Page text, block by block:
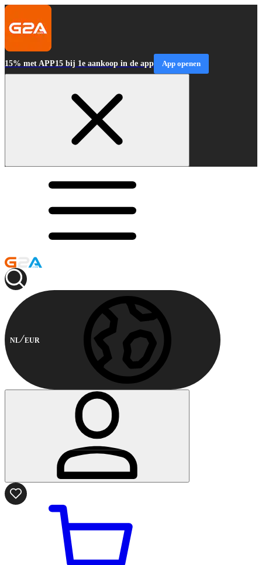
15% met APP15 bij 1e aankoop in de app App openen
NL EUR